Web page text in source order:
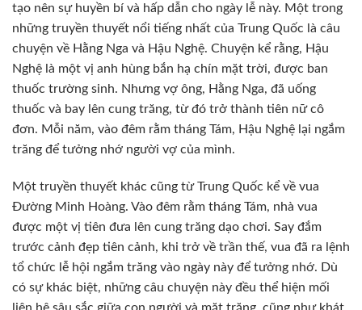
tạo nên sự huyền bí và hấp dẫn cho ngày lễ này. Một trong
những truyền thuyết nổi tiếng nhất của Trung Quốc là câu
chuyện về Hằng Nga và Hậu Nghệ. Chuyện kể rằng, Hậu
Nghệ là một vị anh hùng bắn hạ chín mặt trời, được ban
thuốc trường sinh. Nhưng vợ ông, Hằng Nga, đã uống
thuốc và bay lên cung trăng, từ đó trở thành tiên nữ cô
đơn. Mỗi năm, vào đêm rằm tháng Tám, Hậu Nghệ lại ngắm
trăng để tưởng nhớ người vợ của mình.
Một truyền thuyết khác cũng từ Trung Quốc kể về vua
Đường Minh Hoàng. Vào đêm rằm tháng Tám, nhà vua
được một vị tiên đưa lên cung trăng dạo chơi. Say đắm
trước cảnh đẹp tiên cảnh, khi trở về trần thế, vua đã ra lệnh
tổ chức lễ hội ngắm trăng vào ngày này để tưởng nhớ. Dù
có sự khác biệt, những câu chuyện này đều thể hiện mối
liên hệ sâu sắc giữa con người và mặt trăng, cũng như khát